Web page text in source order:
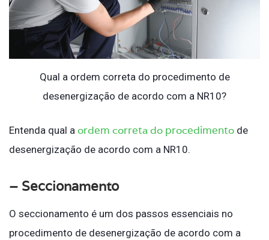
Qual a ordem correta do procedimento de
desenergização de acordo com a NR10?
Entenda qual a ordem correta do procedimento de
desenergização de acordo com a NR10.
– Seccionamento
O seccionamento é um dos passos essenciais no
procedimento de desenergização de acordo com a